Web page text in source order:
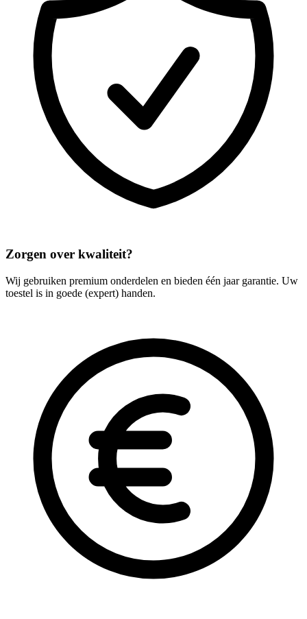
Zorgen over kwaliteit?
Wij gebruiken premium onderdelen en bieden één jaar garantie. Uw
toestel is in goede (expert) handen.